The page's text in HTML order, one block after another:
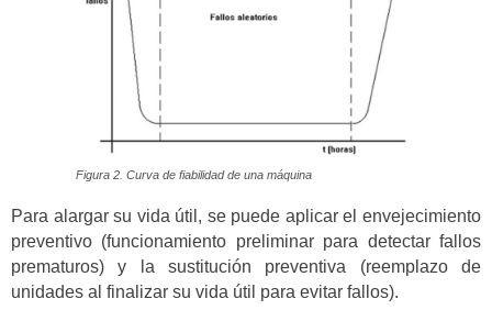
Figura 2. Curva de fiabilidad de una máquina
Para alargar su vida útil, se puede aplicar el envejecimiento
preventivo (funcionamiento preliminar para detectar fallos
prematuros) y la sustitución preventiva (reemplazo de
unidades al finalizar su vida útil para evitar fallos).